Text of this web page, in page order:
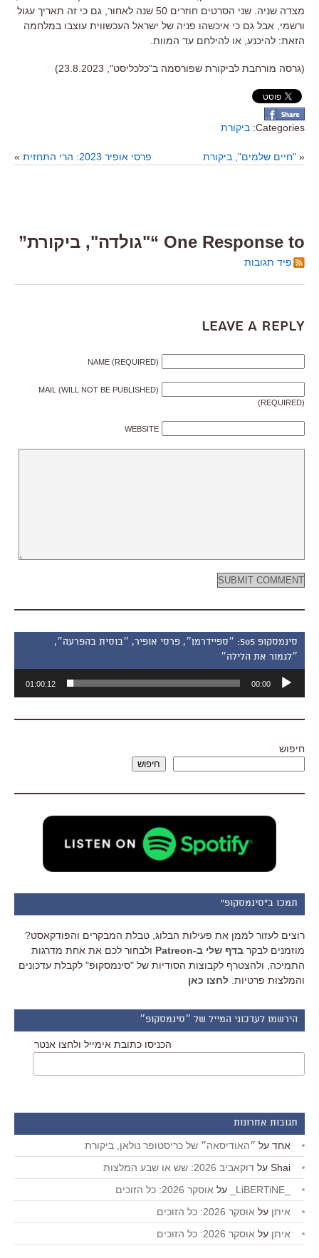
מצדה שניה שני הסרטים חוזרים 50 שנה לאחור גם כי זה תאריך עגול
ורשמי
אבל גם כי איכשהו פניה של ישראל העכשווית עוצבו במלחמה
הזאת: להיכנע או להילחם עד המוות
(גרסה מורחבת לביקורת שפורסמה ב"כלכליסט", 23.8.2023)
Categories: ביקורת
« "חיים שלמים", ביקורת פרסי אופיר 2023: הרי התחזית »
One Response to “"גולדה", ביקורת”
פיד תגובות
Leave a Reply
NAME (REQUIRED)
MAIL (WILL NOT BE PUBLISHED)
(REQUIRED)
WEBSITE
סינמסקופ 505: ״ספיידרמן״, פרסי אופיר, ״בוסית בהפרעה״,
״לגמור את הלילה״
אודיו
00:00
01:00:12
חיפוש
חיפוש
תמכו ב"סינמסקופ"
רוצים לעזור לממן את פעילות הבלוג, טבלת המבקרים והפודקאסט?
מוזמנים לבקר בדף שלי ב-Patreon
ולבחור לכם את אחת מדרגות
התמיכה, ולהצטרף לקבוצות הסודיות של "סינמסקופ" לקבלת עדכונים
והמלצות פרטיות. לחצו כאן
הירשמו לעדכוני המייל של ״סינמסקופ״
הכניסו כתובת אימייל ולחצו אנטר
תגובות אחרונות
אחד על ״האודיסאה״ של כריסטופר נולאן, ביקורת
Shai על דוקאביב 2026: שש או שבע המלצות
על אוסקר 2026: כל הזוכים
איתן על אוסקר 2026: כל הזוכים
איתן על אוסקר 2026: כל הזוכים